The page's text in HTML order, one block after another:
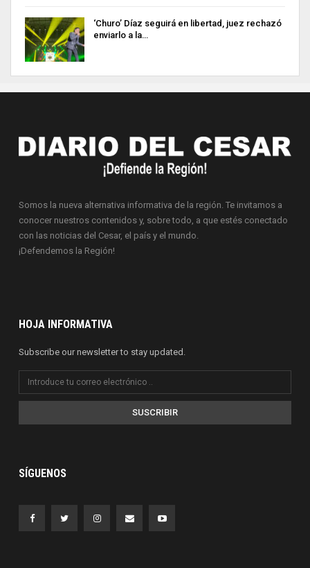
‘Churo’ Díaz seguirá en libertad, juez rechazó
enviarlo a la…
Somos la nueva alternativa informativa de la región. Te invitamos a
conocer nuestros contenidos y, sobre todo, a que estés conectado
con las noticias del Cesar, el país y el mundo.
¡Defendemos la Región!
HOJA INFORMATIVA
Subscribe our newsletter to stay updated.
SUSCRIBIR
SÍGUENOS